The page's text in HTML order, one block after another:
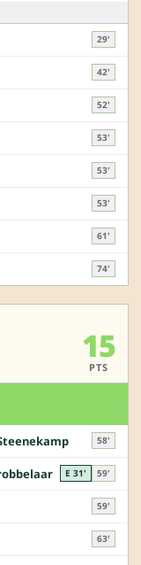
29'
42'
52'
53'
53'
53'
61'
74'
15
PTS
58'
E 31' 59'
59'
63'